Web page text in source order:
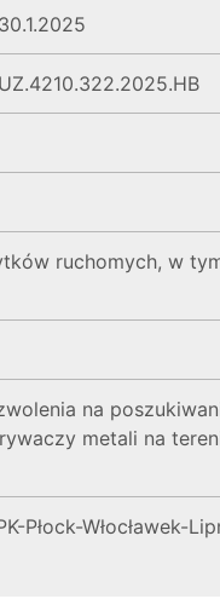
ruchomych, w
na
metali na
Płock-Włocławek-